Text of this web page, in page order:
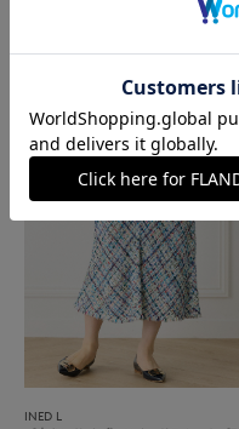
RNIER/トゥルニエ》
60%
OFF
INED L